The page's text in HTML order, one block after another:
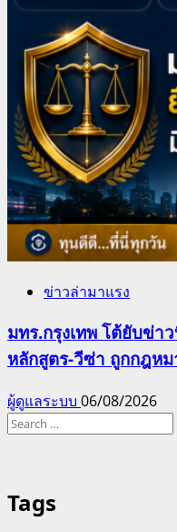
ข่าวล่ามาแรง
มทร.กรุงเทพ โต้ยับข่า
หลักสูตร-วีซ่า ถูกกฎห
ผู้ดูแลระบบ 06/08/2026
Search
Tags